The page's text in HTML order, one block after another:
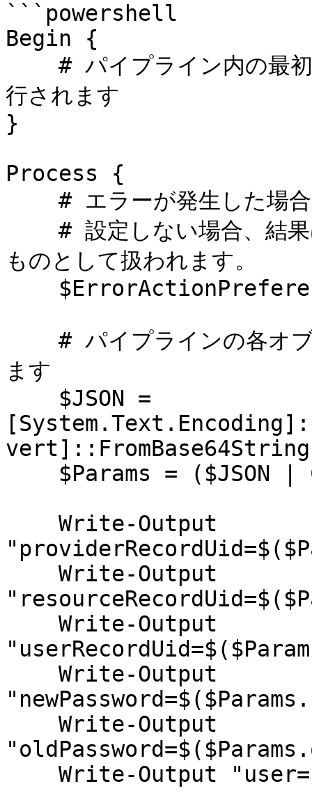
```powershell
Begin {
行されます
}
Process {
ものとして扱われます。
ます